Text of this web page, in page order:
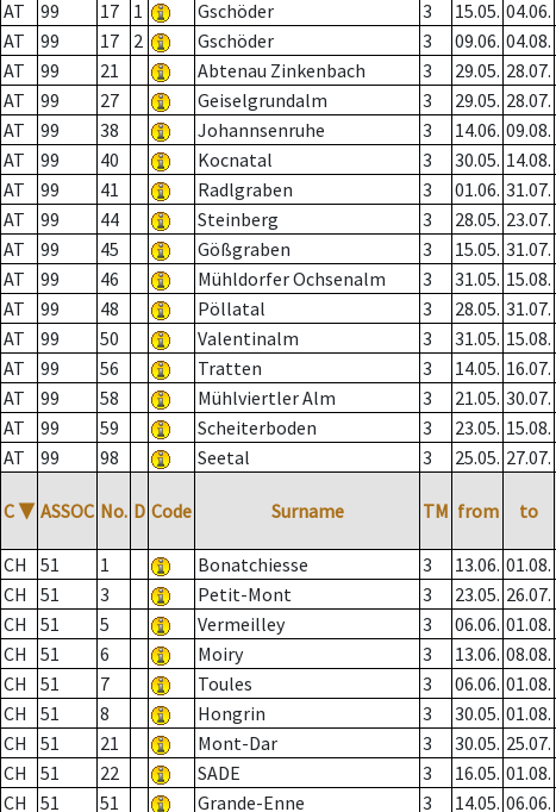
AT
99 17 1 Gschöder 3 15.05. 04.06.
AT
99 17 2 Gschöder 3 09.06. 04.08.
AT
99 21 Abtenau Zinkenbach 3 29.05. 28.07.
AT
99 27 Geiselgrundalm 3 29.05. 28.07.
AT
99 38 Johannsenruhe 3 14.06. 09.08.
AT
99 40 Kocnatal 3 30.05. 14.08.
AT
99 41 Radlgraben 3 01.06. 31.07.
AT
99 44 Steinberg 3 28.05. 23.07.
AT
99 45 Gößgraben 3 15.05. 31.07.
AT
99 46 Mühldorfer Ochsenalm 3 31.05. 15.08.
AT
99 48 Pöllatal 3 28.05. 31.07.
AT
99 50 Valentinalm 3 31.05. 15.08.
AT
99 56 Tratten 3 14.05. 16.07.
AT
99 58 Mühlviertler Alm 3 21.05. 30.07.
AT
99 59 Scheiterboden 3 23.05. 15.08.
AT
99 98 Seetal 3 25.05. 27.07.
C ▼ ASSOC No. D Code Surname TM from to
CH
51 1 Bonatchiesse 3 13.06. 01.08.
CH
51 3 Petit-Mont 3 23.05. 26.07.
CH
51 5 Vermeilley 3 06.06. 01.08.
CH
51 6 Moiry 3 13.06. 08.08.
CH
51 7 Toules 3 06.06. 01.08.
CH
51 8 Hongrin 3 30.05. 01.08.
CH
51 21 Mont-Dar 3 30.05. 25.07.
CH
51 22 SADE 3 16.05. 01.08.
CH
51 51 Grande-Enne 3 14.05. 06.06.